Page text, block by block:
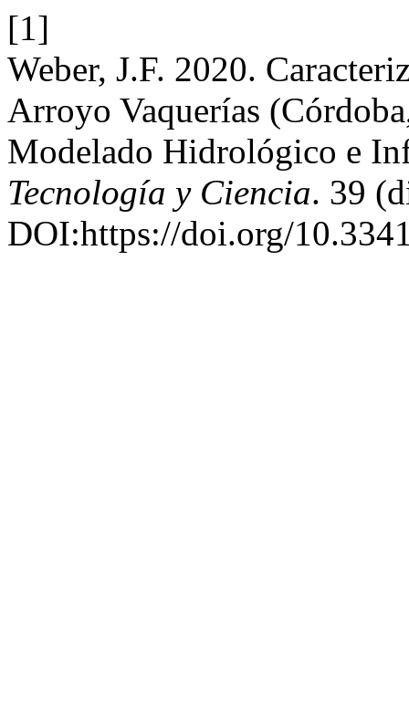
[1]
Weber, J.F. 2020.
Arroyo Vaquerías
Modelado Hidrológico e
Tecnología y Ciencia. 39
DOI:https://doi.org/